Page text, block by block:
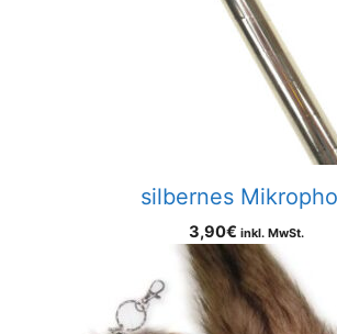
silbernes
3,90€ inkl. MwSt.